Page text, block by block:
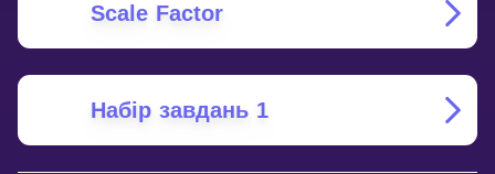
Scale Factor
Набір завдань 1